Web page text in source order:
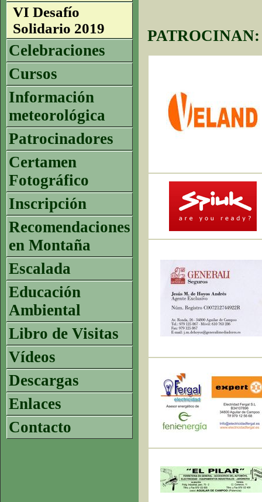
VI Desafío
Solidario 2019
Celebraciones
Cursos
Información
meteorológica
Patrocinadores
Certamen
Fotográfico
Inscripción
Recomendaciones
en Montaña
Escalada
Educación
Ambiental
Libro de Visitas
Vídeos
Descargas
Enlaces
Contacto
PATROCINAN: